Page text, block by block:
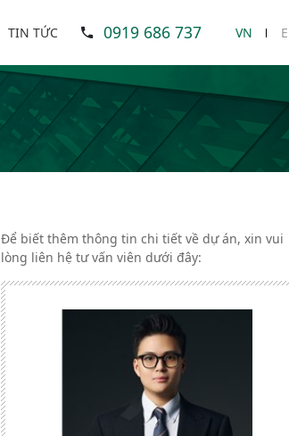
TIN TỨC 0919 686 737 VN
Để biết thêm thông tin chi tiết về dự án, xin vui
lòng liên hệ tư vấn viên dưới đây: